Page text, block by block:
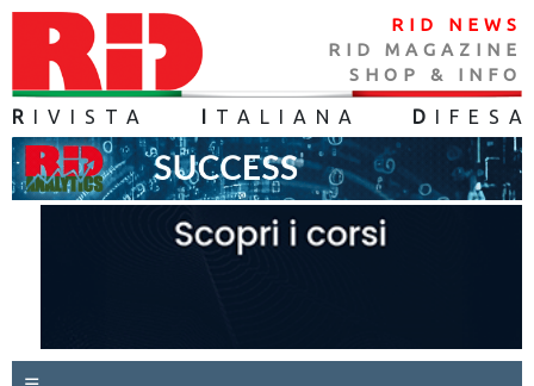
RID NEWS
RID MAGAZINE
SHOP & INFO
R IVISTA TALIANA D IFES A